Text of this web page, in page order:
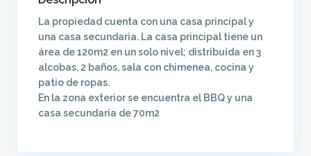
La propiedad cuenta con una casa principal y
una casa secundaria. La casa principal tiene un
área de 120m2 en un solo nivel; distribuida en 3
alcobas, 2 baños, sala con chimenea, cocina y
patio de ropas.
En la zona exterior se encuentra el BBQ y una
casa secundaria de 70m2